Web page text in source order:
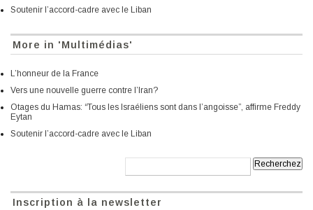
Soutenir l’accord-cadre avec le Liban
More in 'Multimédias'
L’honneur de la France
Vers une nouvelle guerre contre l’Iran?
Otages du Hamas: “Tous les Israéliens sont dans l’angoisse”, affirme Freddy
Eytan
Soutenir l’accord-cadre avec le Liban
Recherche:
Inscription à la newsletter